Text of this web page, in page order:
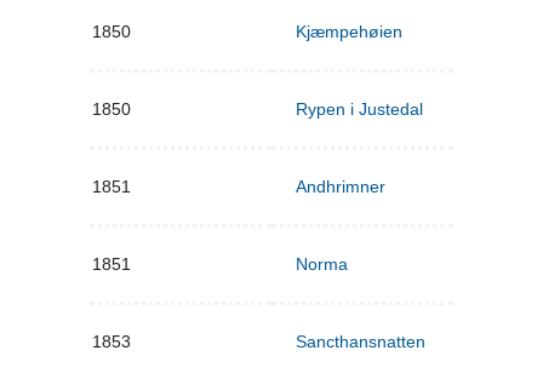
1850 Kjæmpehøien
1850 Rypen i Justedal
1851 Andhrimner
1851 Norma
1853 Sancthansnatten